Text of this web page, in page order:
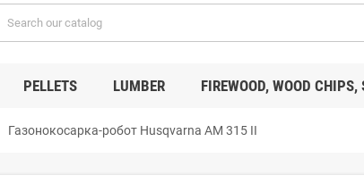
PELLETS LUMBER FIREWOOD, WOOD CHIPS,
Газонокосарка-робот Husqvarna AM 315 II